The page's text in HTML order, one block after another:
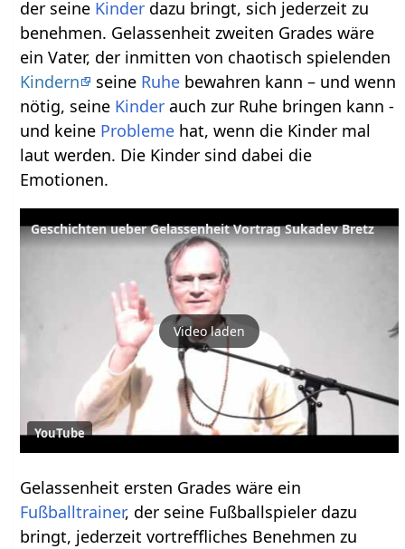
der seine Kinder dazu bringt, sich jederzeit zu
benehmen. Gelassenheit zweiten Grades wäre
ein Vater, der inmitten von chaotisch spielenden
Kindern
seine Ruhe bewahren kann – und wenn
nötig, seine Kinder auch zur Ruhe bringen kann -
und keine Probleme hat, wenn die Kinder mal
laut werden. Die Kinder sind dabei die
Emotionen.
Geschichten ueber Gelassenheit Vortrag Sukadev Bretz
Video laden
YouTube
Gelassenheit ersten Grades wäre ein
Fußballtrainer, der seine Fußballspieler dazu
bringt, jederzeit vortreffliches Benehmen zu